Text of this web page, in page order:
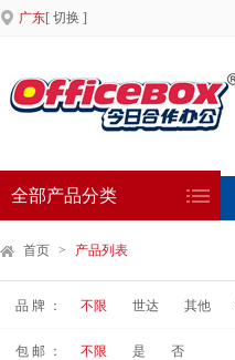
广东[ 切换 ]
全部产品分类
首页 > 产品列表
品 牌 ： 不限 世达 其他
包 邮 ： 不限 是 否